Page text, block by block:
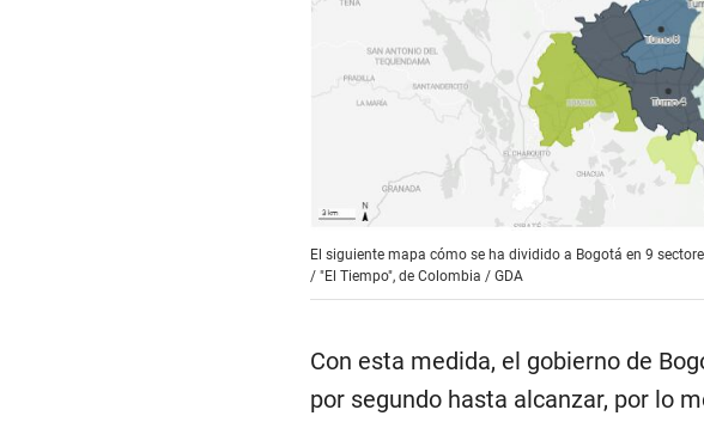
El siguiente mapa cómo se ha dividido a Bogotá en 9
/ "El Tiempo", de Colombia / GDA
Con esta medida, el gobierno de
por segundo hasta alcanzar, por lo